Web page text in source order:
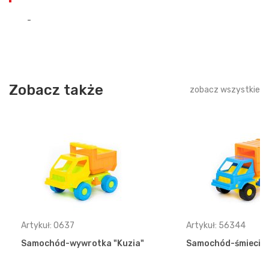
-
Zobacz także zobacz wszystkie
Artykuł: 0637
Samochód-wywrotka "Kuzia"
Artykuł: 56344
Samochód-